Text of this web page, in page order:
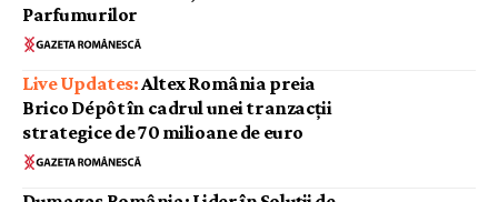
Parfumurilor
Altex România preia
Brico Dépôt în cadrul unei tranzacții
strategice de 70 milioane de euro